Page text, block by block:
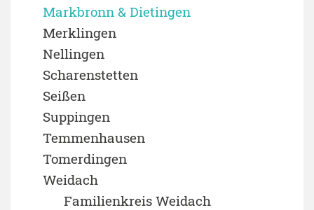
Markbronn & Dietingen
Merklingen
Nellingen
Scharenstetten
Seißen
Suppingen
Temmenhausen
Tomerdingen
Weidach
Familienkreis Weidach